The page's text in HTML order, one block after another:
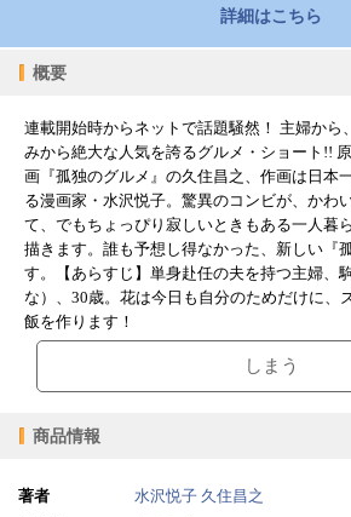
詳細はこちら
概要
連載開始時からネットで話題騒然！ 主婦から
みから絶大な人気を誇るグルメ・ショート!!
画『孤独のグルメ』の久住昌之、作画は日本
る漫画家・水沢悦子。驚異のコンビが、かわ
て、でもちょっぴり寂しいときもある一人暮
描きます。誰も予想し得なかった、新しい『
す。【あらすじ】単身赴任の夫を持つ主婦、
な）、30歳。花は今日も自分のためだけに、
飯を作ります！
しまう
商品情報
著者 水沢悦子 久住昌之